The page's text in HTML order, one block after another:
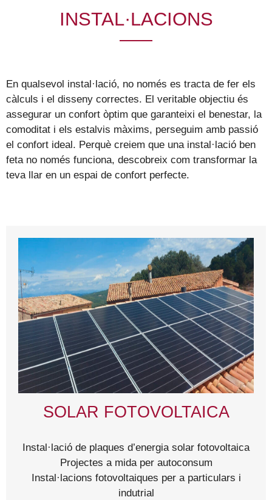
INSTAL·LACIONS
En qualsevol instal·lació, no només es tracta de fer els
càlculs i el disseny correctes. El veritable objectiu és
assegurar un confort òptim que garanteixi el benestar, la
comoditat i els estalvis màxims, perseguim amb passió
el confort ideal. Perquè creiem que una instal·lació ben
feta no només funciona, descobreix com transformar la
teva llar en un espai de confort perfecte.
SOLAR FOTOVOLTAICA
Instal·lació de plaques d’energia solar fotovoltaica
Projectes a mida per autoconsum
Instal·lacions fotovoltaiques per a particulars i
indutrial